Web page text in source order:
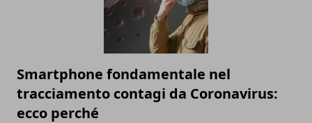
Smartphone fondamentale nel
tracciamento contagi da Coronavirus:
ecco perché